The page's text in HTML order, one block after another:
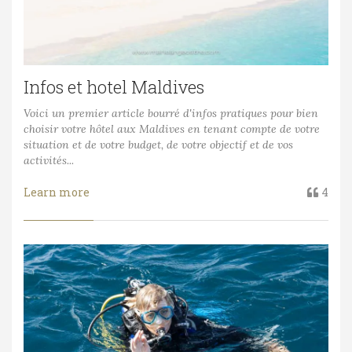
Infos et hotel Maldives
Voici un premier article bourré d'infos pratiques pour bien
choisir votre hôtel aux Maldives en tenant compte de votre
situation et de votre budget, de votre objectif et de vos
activités...
Learn more 4